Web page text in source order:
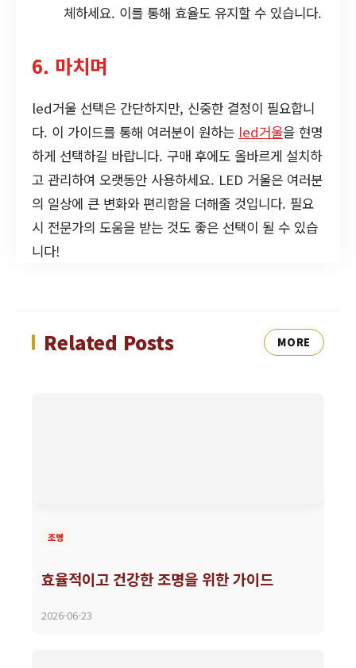
체하세요. 이를 통해 효율도 유지할 수 있습니다.
6. 마치며
led거울 선택은 간단하지만, 신중한 결정이 필요합니
다. 이 가이드를 통해 여러분이 원하는 led거울을 현명
하게 선택하길 바랍니다. 구매 후에도 올바르게 설치하
고 관리하여 오랫동안 사용하세요. LED 거울은 여러분
의 일상에 큰 변화와 편리함을 더해줄 것입니다. 필요
시 전문가의 도움을 받는 것도 좋은 선택이 될 수 있습
니다!
Related Posts MORE
조명
효율적이고 건강한 조명을 위한 가이드
2026-06-23